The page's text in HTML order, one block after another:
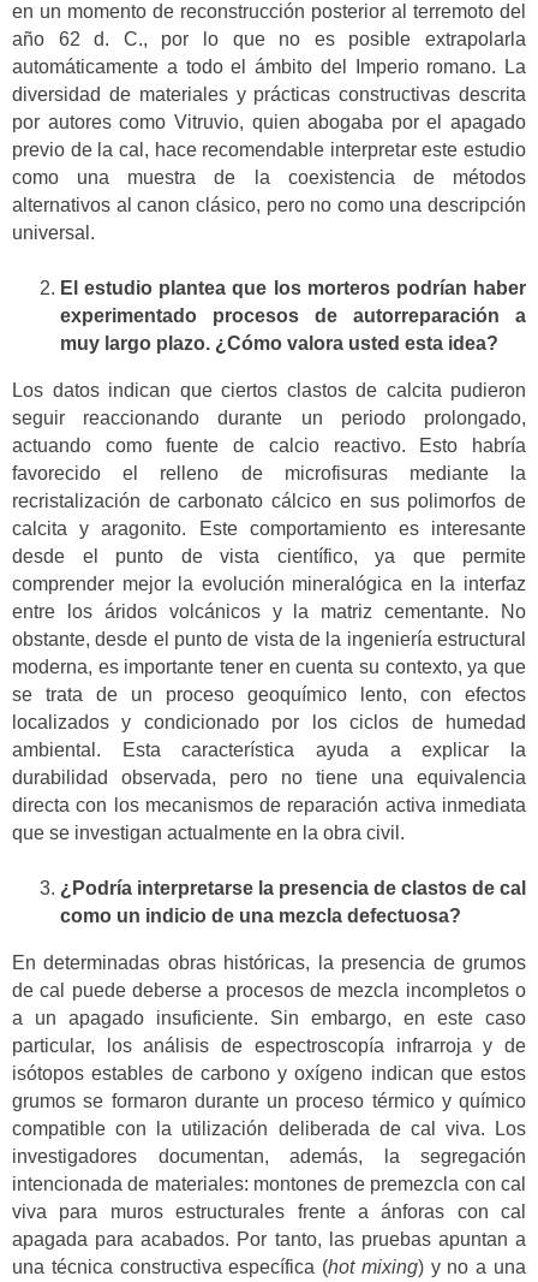
en un momento de reconstrucción posterior al terremoto del
año 62 d. C., por lo que no es posible extrapolarla
automáticamente a todo el ámbito del Imperio romano. La
diversidad de materiales y prácticas constructivas descrita
por autores como Vitruvio, quien abogaba por el apagado
previo de la cal, hace recomendable interpretar este estudio
como una muestra de la coexistencia de métodos
alternativos al canon clásico, pero no como una descripción
universal.
El estudio plantea que los morteros podrían haber
experimentado procesos de autorreparación a
muy largo plazo. ¿Cómo valora usted esta idea?
Los datos indican que ciertos clastos de calcita pudieron
seguir reaccionando durante un periodo prolongado,
actuando como fuente de calcio reactivo. Esto habría
favorecido el relleno de microfisuras mediante la
recristalización de carbonato cálcico en sus polimorfos de
calcita y aragonito. Este comportamiento es interesante
desde el punto de vista científico, ya que permite
comprender mejor la evolución mineralógica en la interfaz
entre los áridos volcánicos y la matriz cementante. No
obstante, desde el punto de vista de la ingeniería estructural
moderna, es importante tener en cuenta su contexto, ya que
se trata de un proceso geoquímico lento, con efectos
localizados y condicionado por los ciclos de humedad
ambiental. Esta característica ayuda a explicar la
durabilidad observada, pero no tiene una equivalencia
directa con los mecanismos de reparación activa inmediata
que se investigan actualmente en la obra civil.
¿Podría interpretarse la presencia de clastos de cal
como un indicio de una mezcla defectuosa?
En determinadas obras históricas, la presencia de grumos
de cal puede deberse a procesos de mezcla incompletos o
a un apagado insuficiente. Sin embargo, en este caso
particular, los análisis de espectroscopía infrarroja y de
isótopos estables de carbono y oxígeno indican que estos
grumos se formaron durante un proceso térmico y químico
compatible con la utilización deliberada de cal viva. Los
investigadores documentan, además, la segregación
intencionada de materiales: montones de premezcla con cal
viva para muros estructurales frente a ánforas con cal
apagada para acabados. Por tanto, las pruebas apuntan a
una técnica constructiva específica (hot mixing) y no a una